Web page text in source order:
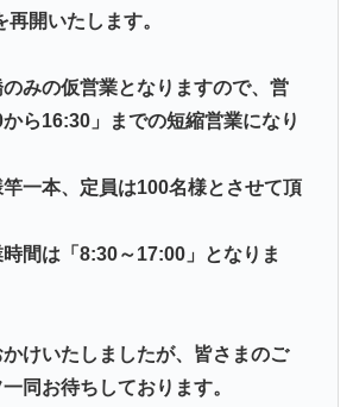
開いたします。
みの仮営業となりますので、営
ら16:30」までの短縮営業になり
一本、定員は100名様とさせて頂
時間は「8:30～17:00」となりま
けいたしましたが、皆さまのご
同お待ちしております。